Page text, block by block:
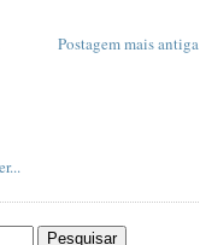
Postagem mais antiga